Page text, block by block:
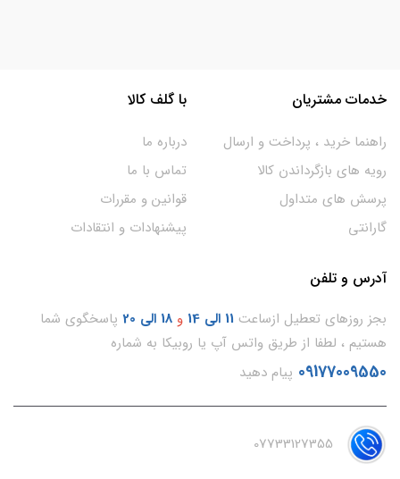
خدمات مشتریان
راهنما خرید ، پرداخت و ارسال
رویه های بازگرداندن کالا
پرسش های متداول
گارانتی
با گلف کالا
درباره ما
تماس با ما
قوانین و مقررات
پیشنهادات و انتقادات
آدرس و تلفن
بجز روزهای تعطیل ازساعت 11 الی 14 و 18 الی 20
پاسخگوی شما
هستیم ، لطفا از طریق واتس آپ یا روبیکا به شماره
09177009550 پیام دهید
07733127355